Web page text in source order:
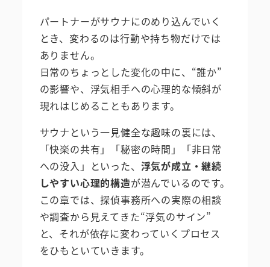
パートナーがサウナにのめり込んでいく
とき、変わるのは行動や持ち物だけでは
ありません。
日常のちょっとした変化の中に、“誰か”
の影響や、浮気相手への心理的な傾斜が
現れはじめることもあります。
サウナという一見健全な趣味の裏には、
「快楽の共有」「秘密の時間」「非日常
への没入」といった、 浮気が成立・継続
しやすい心理的構造が潜んでいるのです。
この章では、探偵事務所への実際の相談
や調査から見えてきた“浮気のサイン”
と、それが依存に変わっていくプロセス
をひもといていきます。